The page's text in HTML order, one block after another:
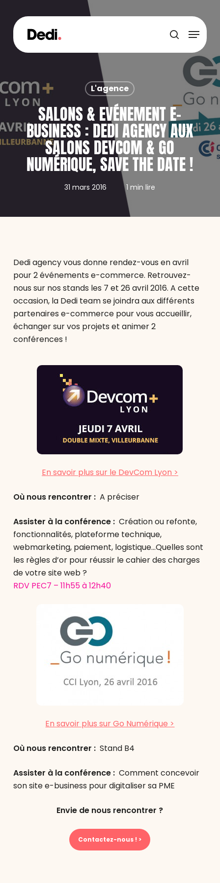
main
content
recherche
Menu
L'agence
SALONS & EVÉNEMENT E-
BUSINESS : DEDI AGENCY AUX
SALONS DEVCOM & GO
NUMÉRIQUE, SAVE THE DATE !
31 mars 2016 1 min lire
Dedi agency vous donne rendez-vous en avril
pour 2 événements e-commerce. Retrouvez-
nous sur nos stands les 7 et 26 avril 2016. A cette
occasion, la Dedi team se joindra aux différents
partenaires e-commerce pour vous accueillir,
échanger sur vos projets et animer 2
conférences !
En savoir plus sur le DevCom Lyon >
Où nous rencontrer : A préciser
Assister à la conférence : Création ou refonte,
fonctionnalités, plateforme technique,
webmarketing, paiement, logistique…Quelles sont
les règles d’or pour réussir le cahier des charges
de votre site web ?
RDV PEC7 – 11h55 à 12h40
En savoir plus sur Go Numérique >
Où nous rencontrer : Stand B4
Assister à la conférence : Comment concevoir
son site e-business pour digitaliser sa PME
Envie de nous rencontrer ?
Contactez-nous ! >